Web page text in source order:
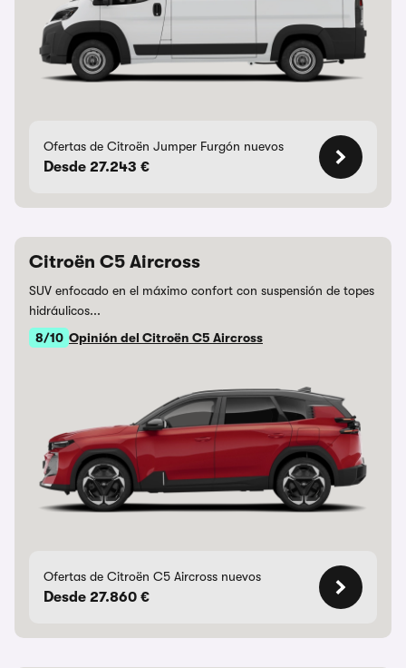
Ofertas de Citroën Jumper Furgón nuevos
Desde 27.243 €
Citroën C5 Aircross
SUV enfocado en el máximo confort con suspensión de topes
hidráulicos...
8/10 Opinión del Citroën C5 Aircross
Ofertas de Citroën C5 Aircross nuevos
Desde 27.860 €